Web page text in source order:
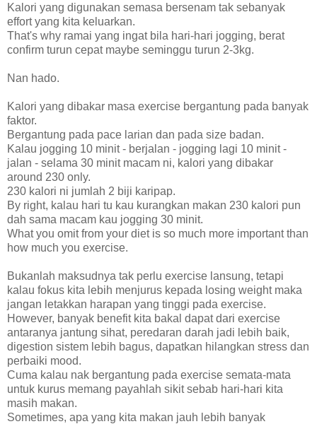
Kalori yang digunakan semasa bersenam tak sebanyak
effort yang kita keluarkan.
That's why ramai yang ingat bila hari-hari jogging, berat
confirm turun cepat maybe seminggu turun 2-3kg.
Nan hado.
Kalori yang dibakar masa exercise bergantung pada banyak
faktor.
Bergantung pada pace larian dan pada size badan.
Kalau jogging 10 minit - berjalan - jogging lagi 10 minit -
jalan - selama 30 minit macam ni, kalori yang dibakar
around 230 only.
230 kalori ni jumlah 2 biji karipap.
By right, kalau hari tu kau kurangkan makan 230 kalori pun
dah sama macam kau jogging 30 minit.
What you omit from your diet is so much more important than
how much you exercise.
Bukanlah maksudnya tak perlu exercise lansung, tetapi
kalau fokus kita lebih menjurus kepada losing weight maka
jangan letakkan harapan yang tinggi pada exercise.
However, banyak benefit kita bakal dapat dari exercise
antaranya jantung sihat, peredaran darah jadi lebih baik,
digestion sistem lebih bagus, dapatkan hilangkan stress dan
perbaiki mood.
Cuma kalau nak bergantung pada exercise semata-mata
untuk kurus memang payahlah sikit sebab hari-hari kita
masih makan.
Sometimes, apa yang kita makan jauh lebih banyak